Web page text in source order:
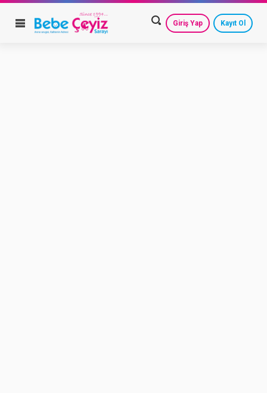
Giriş Yap Kayıt Ol